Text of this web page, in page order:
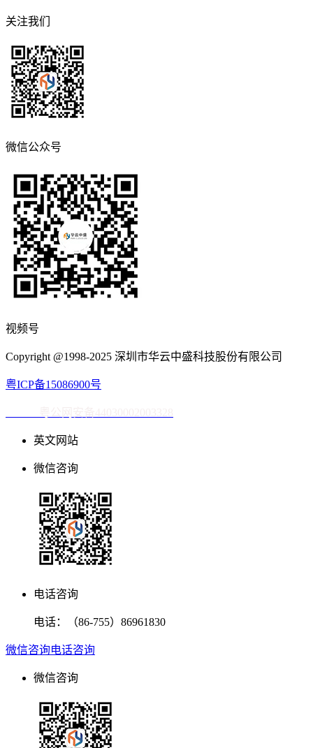
关注我们
微信公众号
视频号
Copyright @1998-2025 深圳市华云中盛科技股份有限公司
粤ICP备15086900号
英文网站
微信咨询
电话咨询
电话： （86-755）86961830
微信咨询电话咨询
微信咨询